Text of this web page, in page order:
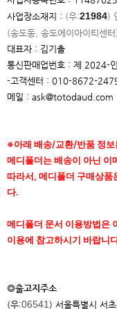
사업장소재지 : (우:21984)
(송도동, 송도에이아이 티센
대표자 : 김기출
통신판매업번호 : 제 2024-
-고객센터 : 010-8672-
메일 : ask@totodaud.com
※아래 배송/교환/반품 정보
메디폴더는 배송이 아닌 이
따라서, 메디폴더 구매상
다.
메디폴더 문서 이용방법은
이용에 참고하시기 바랍니
◎출고지주소
(우:06541 ) 서울특별시 서